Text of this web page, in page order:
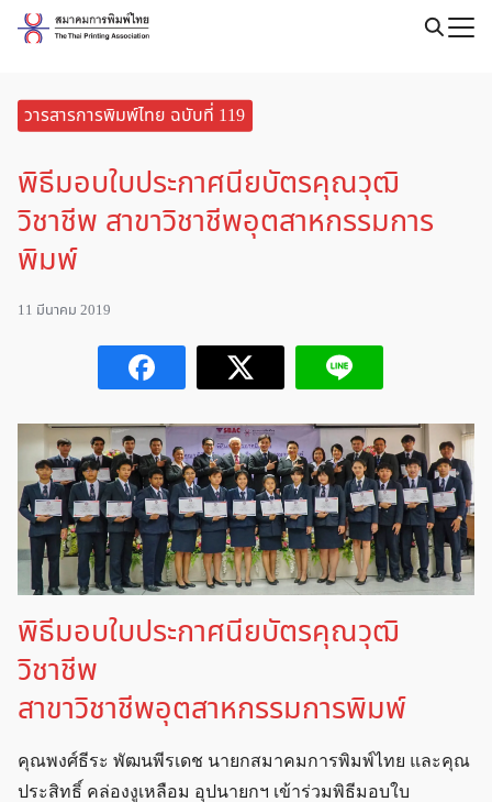
Skip
วารสารการพิมพ์ไทย ฉบับที่ 119
พิธีมอบใบประกาศนียบัตรคุณวุฒิ
วิชาชีพ สาขาวิชาชีพอุตสาหกรรมการ
พิมพ์
11 มีนาคม 2019
พิธีมอบใบประกาศนียบัตรคุณวุฒิ
วิชาชีพ
สาขาวิชาชีพอุตสาหกรรมการพิมพ์
คุณพงศ์ธีระ พัฒนพีรเดช นายกสมาคมการพิมพ์ไทย และคุณ
ประสิทธิ์ คล่องงูเหลือม อุปนายกฯ เข้าร่วมพิธีมอบใบ